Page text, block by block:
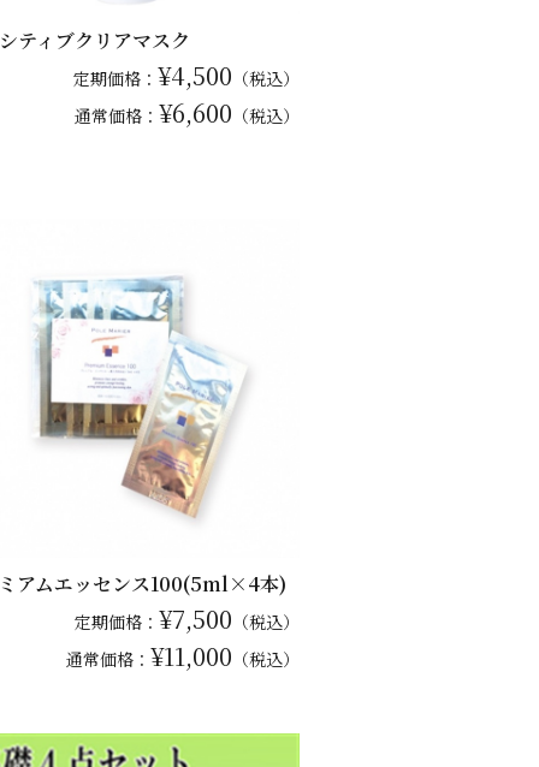
ティブクリアマスク
定期価格： ¥4,500 （税込）
通常価格： ¥6,600 （税込）
アムエッセンス100(5ml×4本)
定期価格： ¥7,500 （税込）
通常価格： ¥11,000 （税込）